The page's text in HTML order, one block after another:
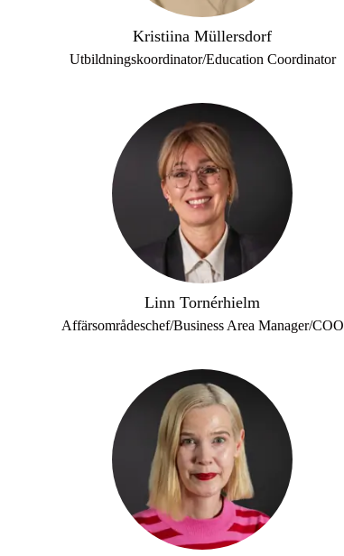
Kristiina Müllersdorf
Utbildningskoordinator/Education Coordinator
Linn Tornérhielm
Affärsområdeschef/Business Area Manager/COO